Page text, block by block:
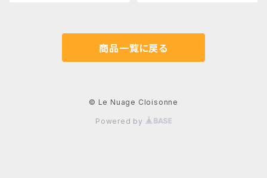
商品一覧に戻る
© Le Nuage Cloisonne
Powered by